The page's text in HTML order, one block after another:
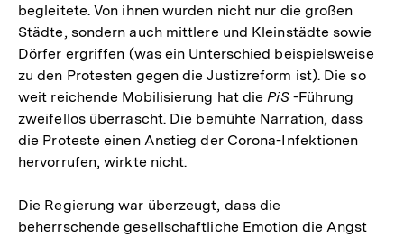
begleitete. Von ihnen wurden nicht nur die großen
Städte, sondern auch mittlere und Kleinstädte sowie
Dörfer ergriffen (was ein Unterschied beispielsweise
zu den Protesten gegen die Justizreform ist). Die so
weit reichende Mobilisierung hat diePiS-Führung
zweifellos überrascht. Die bemühte Narration, dass
die Proteste einen Anstieg der Corona-Infektionen
hervorrufen, wirkte nicht.
Die Regierung war überzeugt, dass die
beherrschende gesellschaftliche Emotion die Angst